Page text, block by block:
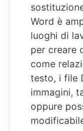
Word è
luoghi di
per creare
come
testo, i file
immagini,
oppure